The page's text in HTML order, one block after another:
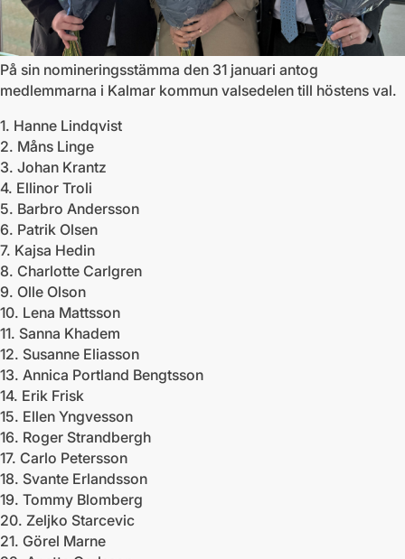
På sin nomineringsstämma den 31 januari antog
medlemmarna i Kalmar kommun valsedelen till höstens val.
1. Hanne Lindqvist
2. Måns Linge
3. Johan Krantz
4. Ellinor Troli
5. Barbro Andersson
6. Patrik Olsen
7. Kajsa Hedin
8. Charlotte Carlgren
9. Olle Olson
10. Lena Mattsson
11. Sanna Khadem
12. Susanne Eliasson
13. Annica Portland Bengtsson
14. Erik Frisk
15. Ellen Yngvesson
16. Roger Strandbergh
17. Carlo Petersson
18. Svante Erlandsson
19. Tommy Blomberg
20. Zeljko Starcevic
21. Görel Marne